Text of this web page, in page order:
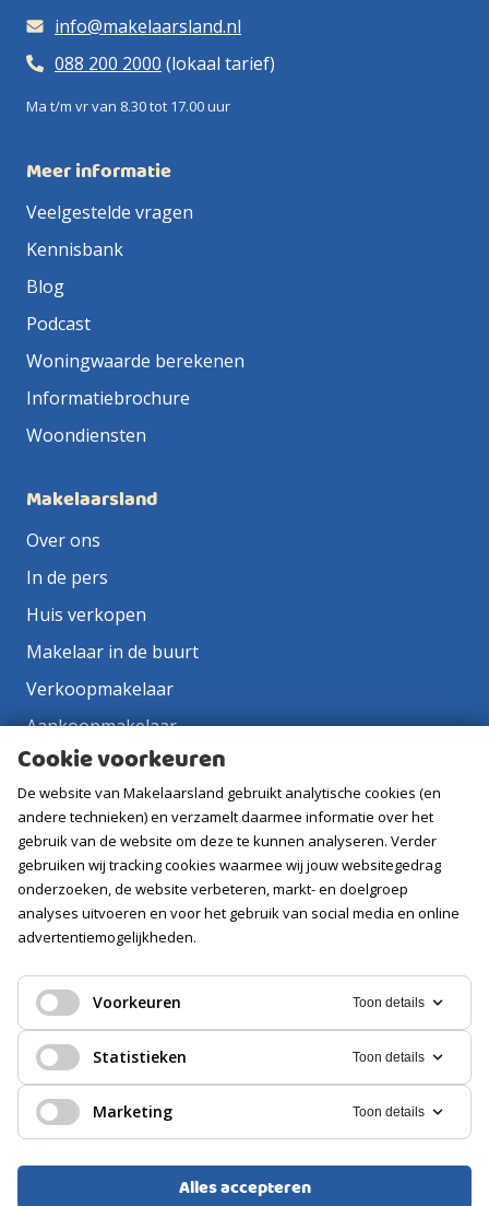
info@makelaarsland.nl
088 200 2000 (lokaal tarief)
Ma t/m vr van 8.30 tot 17.00 uur
Meer informatie
Veelgestelde vragen
Kennisbank
Blog
Podcast
Woningwaarde berekenen
Informatiebrochure
Woondiensten
Makelaarsland
Over ons
In de pers
Huis verkopen
Makelaar in de buurt
Verkoopmakelaar
Aankoopmakelaar
Contact
Vacatures
Volg ons
Cookie voorkeuren
De website van Makelaarsland gebruikt analytische cookies (en
andere technieken) en verzamelt daarmee informatie over het
gebruik van de website om deze te kunnen analyseren. Verder
gebruiken wij tracking cookies waarmee wij jouw websitegedrag
onderzoeken, de website verbeteren, markt- en doelgroep
analyses uitvoeren en voor het gebruik van social media en online
advertentiemogelijkheden.
Voorkeuren Toon details
Statistieken Toon details
Marketing Toon details
Alles accepteren